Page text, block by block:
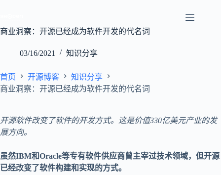
内
商业洞察：开源已经成为软件开发的代名词
03/16/2021 知识分享
首页 开源博客
知识分享
商业洞察：开源已经成为软件开发的代名词
开源软件改变了软件的开发方式。这是价值330亿美元产业的发
展方向。
虽然IBM和Oracle等专有软件供应商曾主宰过技术领域，但开源
已经改变了软件构建和实现的方式。